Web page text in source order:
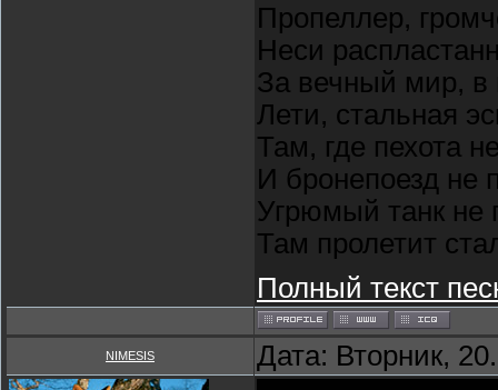
Пропеллер,
Неси
За вечный мир, в
Лети, стальная
Там, где пехота
И бронепоезд не
Угрюмый танк не
Там пролетит
Полный текст
NIMESIS Дата: Вторник,